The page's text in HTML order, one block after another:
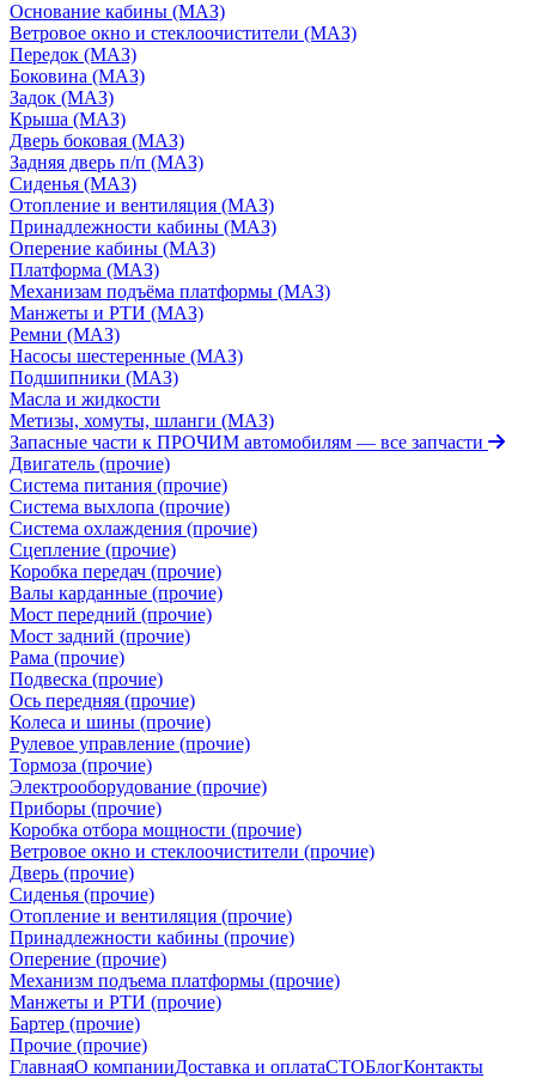
Основание кабины (МАЗ)
Ветровое окно и стеклоочистители (МАЗ)
Передок (МАЗ)
Боковина (МАЗ)
Задок (МАЗ)
Крыша (МАЗ)
Дверь боковая (МАЗ)
Задняя дверь п/п (МАЗ)
Сиденья (МАЗ)
Отопление и вентиляция (МАЗ)
Принадлежности кабины (МАЗ)
Оперение кабины (МАЗ)
Платформа (МАЗ)
Механизам подъёма платформы (МАЗ)
Манжеты и РТИ (МАЗ)
Ремни (МАЗ)
Насосы шестеренные (МАЗ)
Подшипники (МАЗ)
Масла и жидкости
Метизы, хомуты, шланги (МАЗ)
Запасные части к ПРОЧИМ автомобилям — все запчасти
Двигатель (прочие)
Система питания (прочие)
Система выхлопа (прочие)
Система охлаждения (прочие)
Сцепление (прочие)
Коробка передач (прочие)
Валы карданные (прочие)
Мост передний (прочие)
Мост задний (прочие)
Рама (прочие)
Подвеска (прочие)
Ось передняя (прочие)
Колеса и шины (прочие)
Рулевое управление (прочие)
Тормоза (прочие)
Электрооборудование (прочие)
Приборы (прочие)
Коробка отбора мощности (прочие)
Ветровое окно и стеклоочистители (прочие)
Дверь (прочие)
Сиденья (прочие)
Отопление и вентиляция (прочие)
Принадлежности кабины (прочие)
Оперение (прочие)
Механизм подъема платформы (прочие)
Манжеты и РТИ (прочие)
Бартер (прочие)
Прочие (прочие)
ГлавнаяО компанииДоставка и оплатаСТОБлогКонтакты